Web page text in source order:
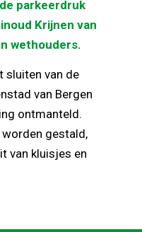
parkeerdruk
Krijnen van
wethouders.
sluiten van de
van Bergen
ontmanteld.
gestald,
van kluisjes en